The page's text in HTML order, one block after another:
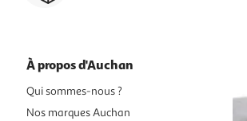
À propos d'Auchan
Qui sommes-nous ?
Nos marques Auchan